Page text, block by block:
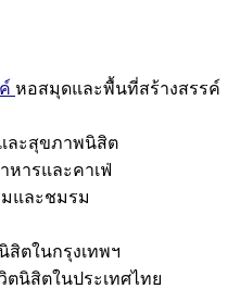
หอสมุดและพื้นที่สร้างสรรค์
ละสุขภาพนิสิต
หารและคาเฟ่
และชมรม
สิตในกรุงเทพฯ
ตนิสิตในประเทศไทย